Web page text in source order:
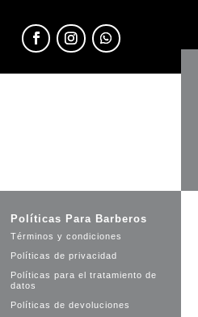
Políticas Para Barberos
Términos y condiciones
Políticas de privacidad
Políticas para el tratamiento de
datos
Políticas de devoluciones